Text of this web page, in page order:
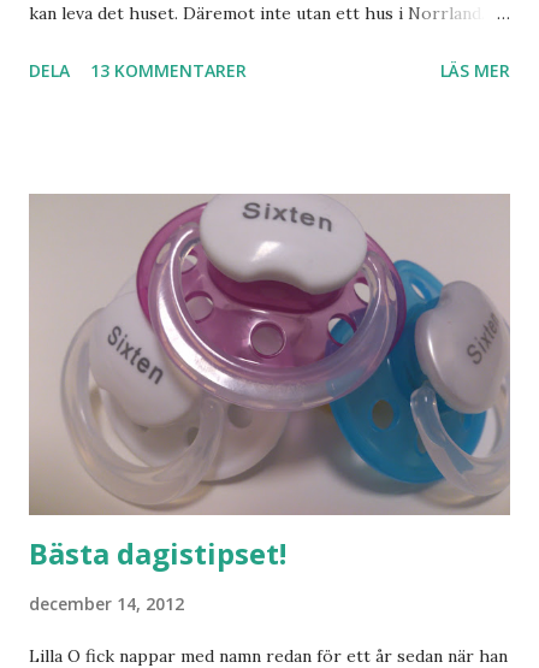
kan leva det huset. Däremot inte utan ett hus i Norrland.
används. Min man samlar på hus. Bara inte såna hus som
lånade från www.ystad.se
DELA 13 KOMMENTARER LÄS MER
Bästa dagistipset!
december 14, 2012
Lilla O fick nappar med namn redan för ett år sedan när han